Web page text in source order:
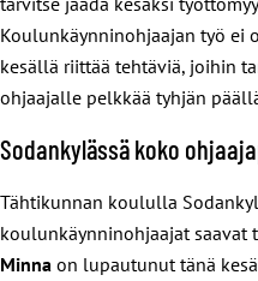
Koulunkäynninohjaajan työ ei
kesällä riittää tehtäviä, joihin
ohjaajalle pelkkää tyhjän
Sodankylässä koko
Tähtikunnan koululla
koulunkäynninohjaajat saavat
Minna on lupautunut tänä